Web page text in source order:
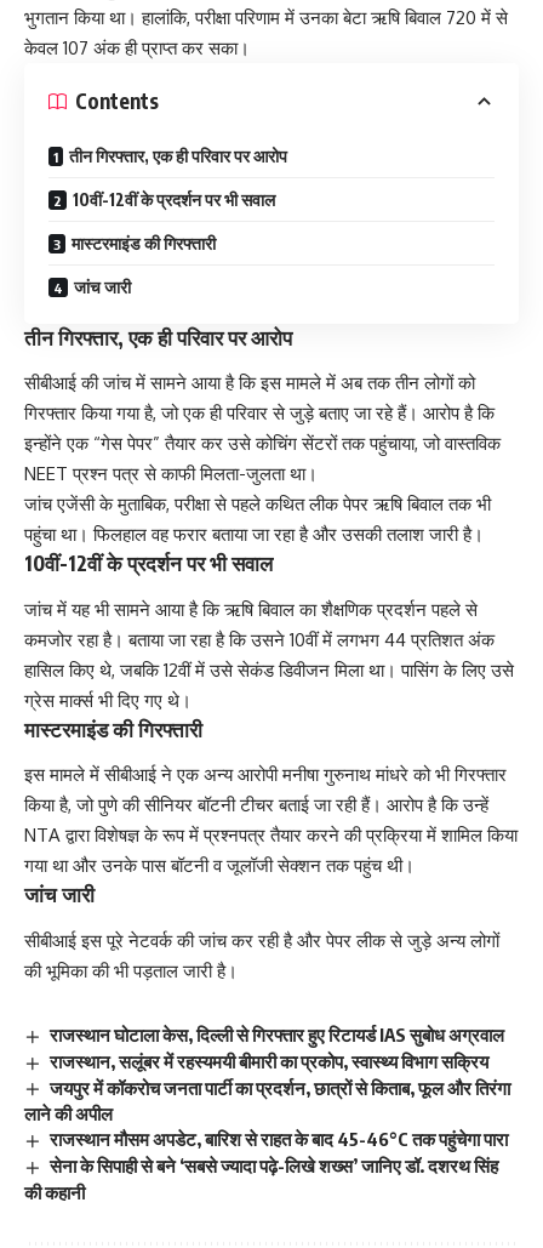
भुगतान किया था। हालांकि, परीक्षा परिणाम में उनका बेटा ऋषि बिवाल 720 में से
केवल 107 अंक ही प्राप्त कर सका।
Contents
तीन गिरफ्तार, एक ही परिवार पर आरोप
10वीं-12वीं के प्रदर्शन पर भी सवाल
मास्टरमाइंड की गिरफ्तारी
जांच जारी
तीन गिरफ्तार, एक ही परिवार पर आरोप
सीबीआई की जांच में सामने आया है कि इस मामले में अब तक तीन लोगों को
गिरफ्तार किया गया है, जो एक ही परिवार से जुड़े बताए जा रहे हैं। आरोप है कि
इन्होंने एक “गेस पेपर” तैयार कर उसे कोचिंग सेंटरों तक पहुंचाया, जो वास्तविक
NEET प्रश्न पत्र से काफी मिलता-जुलता था।
जांच एजेंसी के मुताबिक, परीक्षा से पहले कथित लीक पेपर ऋषि बिवाल तक भी
पहुंचा था। फिलहाल वह फरार बताया जा रहा है और उसकी तलाश जारी है।
10वीं-12वीं के प्रदर्शन पर भी सवाल
जांच में यह भी सामने आया है कि ऋषि बिवाल का शैक्षणिक प्रदर्शन पहले से
कमजोर रहा है। बताया जा रहा है कि उसने 10वीं में लगभग 44 प्रतिशत अंक
हासिल किए थे, जबकि 12वीं में उसे सेकंड डिवीजन मिला था। पासिंग के लिए उसे
ग्रेस मार्क्स भी दिए गए थे।
मास्टरमाइंड की गिरफ्तारी
इस मामले में सीबीआई ने एक अन्य आरोपी मनीषा गुरुनाथ मांधरे को भी गिरफ्तार
किया है, जो पुणे की सीनियर बॉटनी टीचर बताई जा रही हैं। आरोप है कि उन्हें
NTA द्वारा विशेषज्ञ के रूप में प्रश्नपत्र तैयार करने की प्रक्रिया में शामिल किया
गया था और उनके पास बॉटनी व जूलॉजी सेक्शन तक पहुंच थी।
जांच जारी
सीबीआई इस पूरे नेटवर्क की जांच कर रही है और पेपर लीक से जुड़े अन्य लोगों
की भूमिका की भी पड़ताल जारी है।
राजस्थान घोटाला केस, दिल्ली से गिरफ्तार हुए रिटायर्ड IAS सुबोध अग्रवाल
राजस्थान, सलूंबर में रहस्यमयी बीमारी का प्रकोप, स्वास्थ्य विभाग सक्रिय
जयपुर में कॉकरोच जनता पार्टी का प्रदर्शन, छात्रों से किताब, फूल और तिरंगा
लाने की अपील
राजस्थान मौसम अपडेट, बारिश से राहत के बाद 45-46°C तक पहुंचेगा पारा
सेना के सिपाही से बने ‘सबसे ज्यादा पढ़े-लिखे शख्स’ जानिए डॉ. दशरथ सिंह
की कहानी